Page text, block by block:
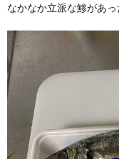
なかなか立派な鯵があ